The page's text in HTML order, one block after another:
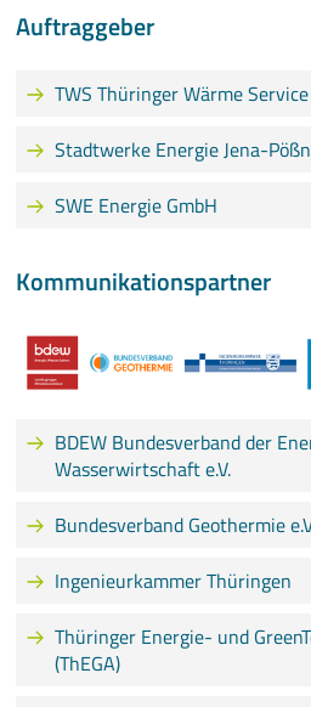
Auftraggeber
TWS Thüringer Wärme
Stadtwerke Energie Jena-
SWE Energie GmbH
Kommunikationspartner
BDEW Bundesverband der
Wasserwirtschaft e.V.
Bundesverband Geothermie
Ingenieurkammer Thüringen
Thüringer Energie- und
(ThEGA)